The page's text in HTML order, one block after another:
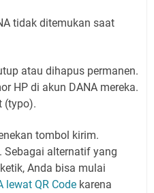
tidak ditemukan saat
atau dihapus permanen.
HP di akun DANA mereka.
(typo).
tombol kirim.
alternatif yang
Anda bisa mulai
lewat QR Code karena